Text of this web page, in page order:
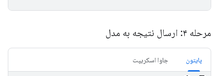
مرحله ۴: ارسال نتیجه به مدل
پایتون جاوا اسکریپت